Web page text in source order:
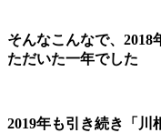
そんなこんなで、
ただいた一年でした
2019年も引き続き「川